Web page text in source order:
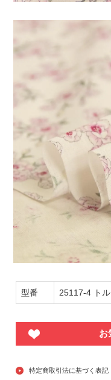
型番 25117-4 ト
お
特定商取引法に基づく表記